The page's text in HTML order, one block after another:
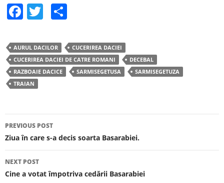
F
c
e
b
o
k
T
itt
er
ar
e
AURUL DACILOR
CUCERIREA DACIEI
CUCERIREA DACIEI DE CATRE ROMANI
DECEBAL
RAZBOAIE DACICE
SARMISEGETUSA
SARMISEGETUZA
TRAIAN
Post navigation
PREVIOUS POST
Ziua în care s-a decis soarta Basarabiei.
NEXT POST
Cine a votat împotriva cedării Basarabiei